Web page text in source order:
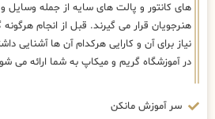
های کانتور و پالت های سایه از جمله وسایل
هنرجویان قرار می گیرند. قبل از انجام هرگونه
نیاز برای آن و کارایی هرکدام آن ها آشنایی
در آموزشگاه گریم و میکاپ به شما ارائه می
سر آموزش مانکن